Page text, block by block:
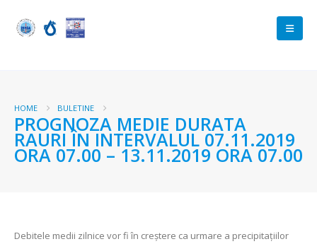
HOME BULETINE
PROGNOZA MEDIE DURATA
RAURI ÎN INTERVALUL 07.11.2019
ORA 07.00 – 13.11.2019 ORA 07.00
Debitele medii zilnice vor fi în creștere ca urmare a precipitațiilor